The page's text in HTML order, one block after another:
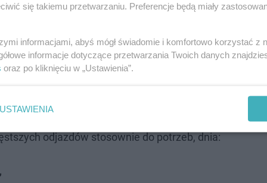
przystanek przy cukierni i aptece
skrzyżowanie Nowa Osada na drodze z
dodatkowej komunikacji w sobotę i w niedzielę
„tam i powrót”. Odjazdy dodatkowych autobusów na
odjazdów stosownie do potrzeb, dnia:
się takiemu przetwarzaniu. Preferencje będą miały
informacjami, abyś mógł świadomie i komfortowo korzystać z
informacje dotyczące przetwarzania Twoich danych
oraz po kliknięciu w „Ustawienia”.
USTAWIENIA